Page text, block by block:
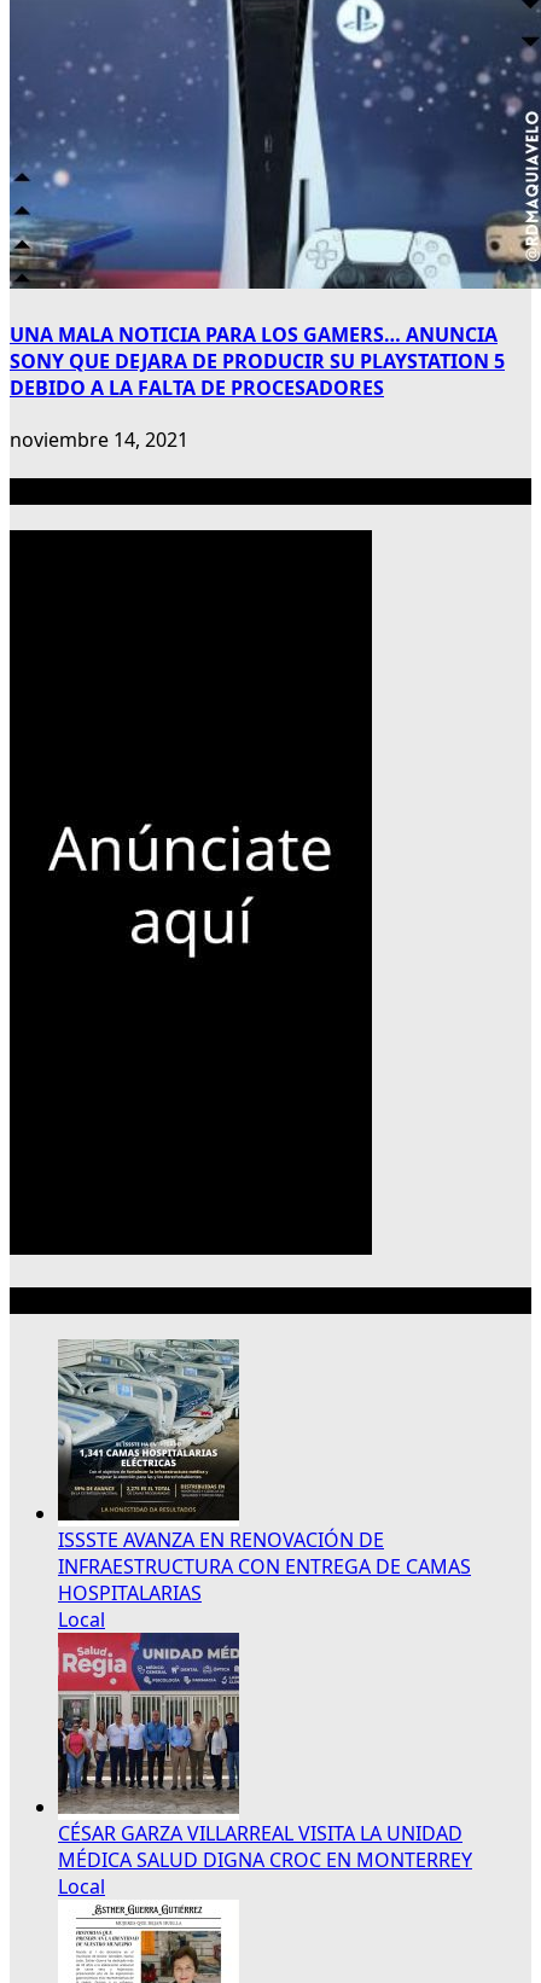
UNA MALA NOTICIA PARA LOS GAMERS… ANUNCIA
SONY QUE DEJARA DE PRODUCIR SU PLAYSTATION 5
DEBIDO A LA FALTA DE PROCESADORES
noviembre 14, 2021
ISSSTE AVANZA EN RENOVACIÓN DE
INFRAESTRUCTURA CON ENTREGA DE CAMAS
HOSPITALARIAS
Local
CÉSAR GARZA VILLARREAL VISITA LA UNIDAD
MÉDICA SALUD DIGNA CROC EN MONTERREY
Local